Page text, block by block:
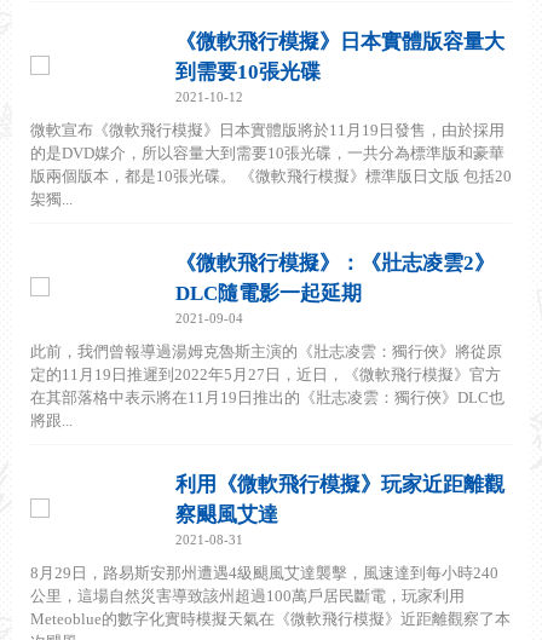
《微軟飛行模擬》日本實體版容量大
到需要10張光碟
2021-10-12
微軟宣布《微軟飛行模擬》日本實體版將於11月19日發售，由於採用
的是DVD媒介，所以容量大到需要10張光碟，一共分為標準版和豪華
版兩個版本，都是10張光碟。 《微軟飛行模擬》標準版日文版 包括20
架獨...
《微軟飛行模擬》：《壯志凌雲2》
DLC隨電影一起延期
2021-09-04
此前，我們曾報導過湯姆克魯斯主演的《壯志凌雲：獨行俠》將從原
定的11月19日推遲到2022年5月27日，近日，《微軟飛行模擬》官方
在其部落格中表示將在11月19日推出的《壯志凌雲：獨行俠》DLC也
將跟...
利用《微軟飛行模擬》玩家近距離觀
察颶風艾達
2021-08-31
8月29日，路易斯安那州遭遇4級颶風艾達襲擊，風速達到每小時240
公里，這場自然災害導致該州超過100萬戶居民斷電，玩家利用
Meteoblue的數字化實時模擬天氣在《微軟飛行模擬》近距離觀察了本